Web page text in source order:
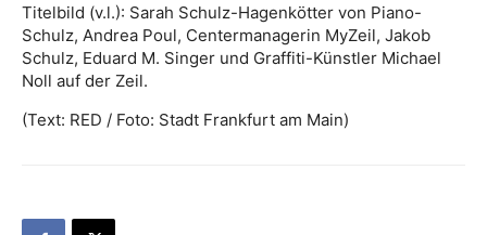
Titelbild (v.l.): Sarah Schulz-Hagenkötter von Piano-
Schulz, Andrea Poul, Centermanagerin MyZeil, Jakob
Schulz, Eduard M. Singer und Graffiti-Künstler Michael
Noll auf der Zeil.
(Text: RED / Foto: Stadt Frankfurt am Main)